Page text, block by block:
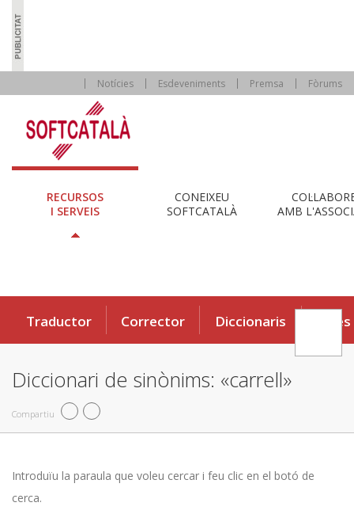
Notícies Esdeveniments Premsa Fòrums
RECURSOS
I SERVEIS
CONEIXEU
SOFTCATALÀ
AMB
Traductor Corrector Diccionaris Eines
Diccionari de sinònims: «carrell»
Compartiu
Introduïu la paraula que voleu cercar i feu clic en el botó de
cerca.